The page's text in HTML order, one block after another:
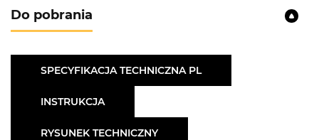
Do pobrania
SPECYFIKACJA TECHNICZNA PL
INSTRUKCJA
RYSUNEK TECHNICZNY